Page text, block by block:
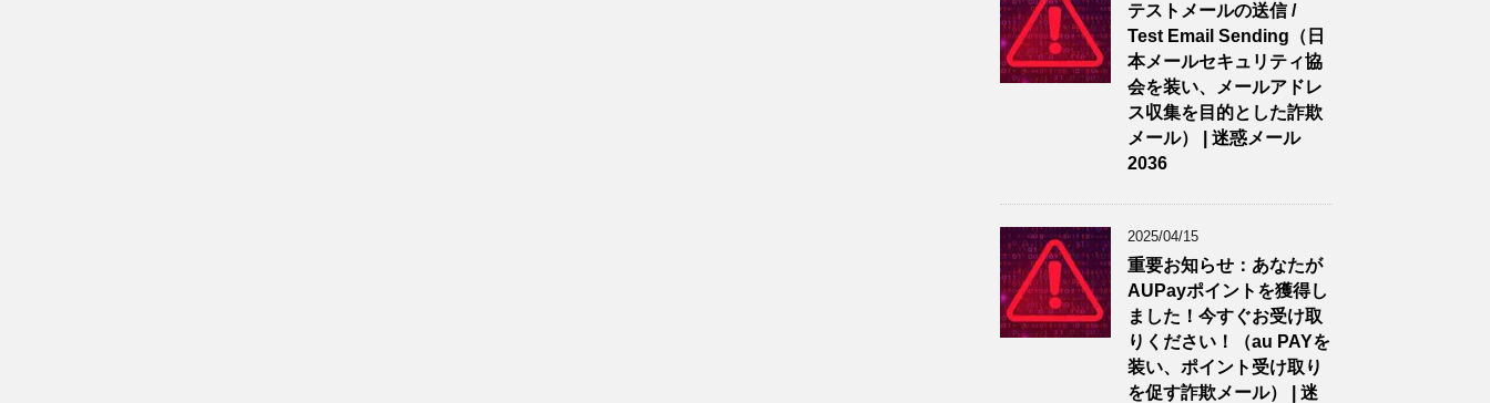
テストメールの送信 /
Test Email Sending（日
本メールセキュリティ協
会を装い、メールアドレ
ス収集を目的とした詐欺
メール） | 迷惑メール
2036
2025/04/15
重要お知らせ：あなたが
AUPayポイントを獲得し
ました！今すぐお受け取
りください！（au PAYを
装い、ポイント受け取り
を促す詐欺メール） | 迷